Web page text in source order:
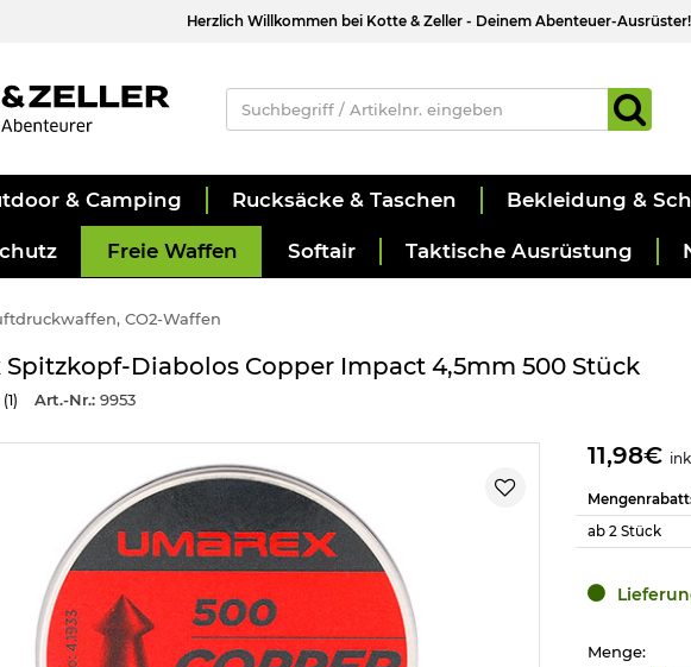
Herzlich Willkommen bei Kotte & Zeller - Deinem Abenteuer-Ausrüster!
& Camping Rucksäcke & Taschen Bekleidung &
Freie Waffen Softair Taktische Ausrüstung
CO2-Waffen
Spitzkopf-Diabolos Copper Impact 4,5mm 500 Stück
(1 ) Art.-Nr.:9953
11,98€
ab 2 Stück
Menge: